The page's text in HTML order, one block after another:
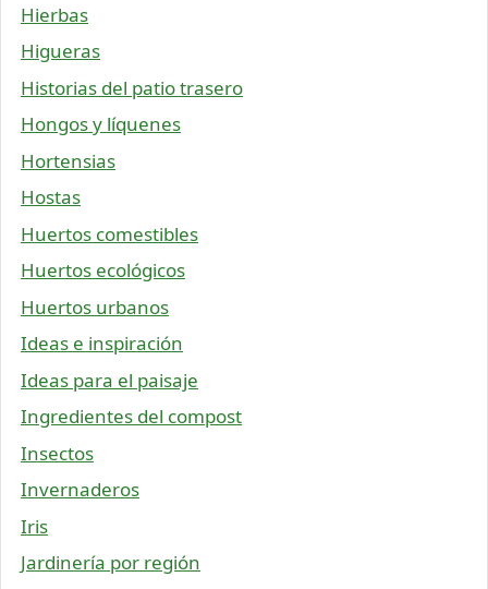
Hierbas
Higueras
Historias del patio trasero
Hongos y líquenes
Hortensias
Hostas
Huertos comestibles
Huertos ecológicos
Huertos urbanos
Ideas e inspiración
Ideas para el paisaje
Ingredientes del compost
Insectos
Invernaderos
Iris
Jardinería por región